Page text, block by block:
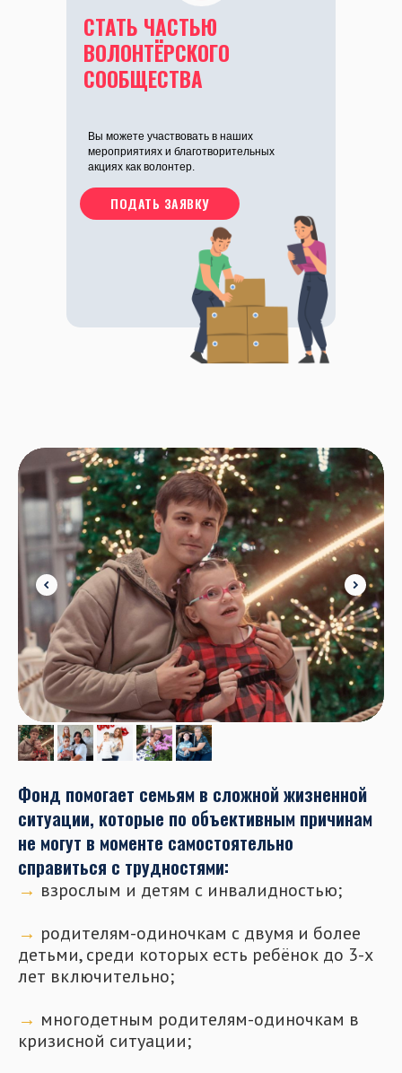
СТАТЬ ЧАСТЬЮ
ВОЛОНТЁРСКОГО
СООБЩЕСТВА
Вы можете участвовать в наших
мероприятиях и благотворительных
акциях как волонтер.
ПОДАТЬ ЗАЯВКУ
Фонд помогает семьям в сложной жизненной
ситуации, которые по объективным причинам
не могут в моменте самостоятельно
справиться с трудностями:
→ взрослым и детям с инвалидностью;
→ родителям-одиночкам с двумя и более
детьми, среди которых есть ребёнок до 3-х
лет включительно;
→ многодетным родителям-одиночкам в
кризисной ситуации;